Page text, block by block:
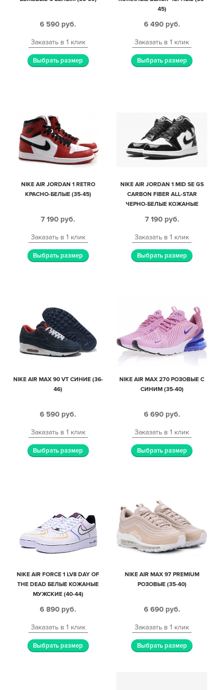
6 590 руб.
Заказать в 1 клик
Выбрать размер
45)
6 490 руб.
Заказать в 1 клик
Выбрать размер
NIKE AIR JORDAN 1 RETRO
КРАСНО-БЕЛЫЕ (35-45)
7 190 руб.
Заказать в 1 клик
Выбрать размер
NIKE AIR JORDAN 1 MID SE GS
CARBON FIBER ALL-STAR
ЧЕРНО-БЕЛЫЕ КОЖАНЫЕ
7 190 руб.
Заказать в 1 клик
Выбрать размер
NIKE AIR MAX 90 VT СИНИЕ (36-
46)
6 590 руб.
Заказать в 1 клик
Выбрать размер
NIKE AIR MAX 270 РОЗОВЫЕ С
СИНИМ (35-40)
6 690 руб.
Заказать в 1 клик
Выбрать размер
NIKE AIR FORCE 1 LV8 DAY OF
THE DEAD БЕЛЫЕ КОЖАНЫЕ
МУЖСКИЕ (40-44)
6 890 руб.
Заказать в 1 клик
Выбрать размер
NIKE AIR MAX 97 PREMIUM
РОЗОВЫЕ (35-40)
6 690 руб.
Заказать в 1 клик
Выбрать размер